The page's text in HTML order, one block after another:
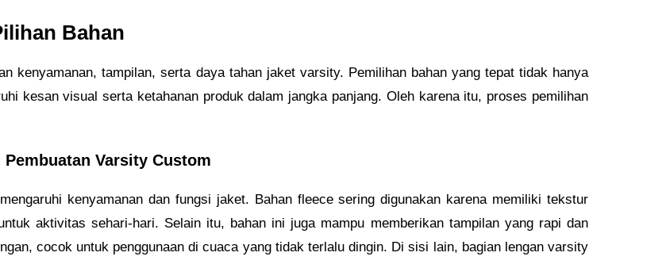
Bahan
kenyamanan, tampilan, serta daya tahan jaket varsity. Pemilihan bahan yang tepat tidak hanya
kesan visual serta ketahanan produk dalam jangka panjang. Oleh karena itu, proses pemilihan
Varsity Custom
kenyamanan dan fungsi jaket. Bahan fleece sering digunakan karena memiliki tekstur
aktivitas sehari-hari. Selain itu, bahan ini juga mampu memberikan tampilan yang rapi dan
cocok untuk penggunaan di cuaca yang tidak terlalu dingin. Di sisi lain, bagian lengan varsity